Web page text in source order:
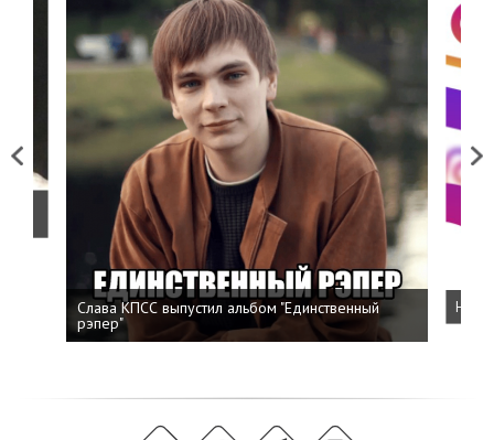
Previous
Слава КПСС выпустил альбом "Единственный
рэпер"
Next